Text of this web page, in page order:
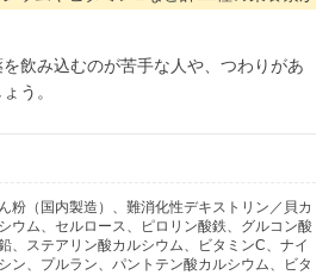
飲み込むのが苦手な人や、つわりがあ
う。
粉（国内製造）、難消化性デキストリン／貝カ
ウム、セルロース、ピロリン酸鉄、グルコン酸
、ステアリン酸カルシウム、ビタミンC、ナイ
ン、プルラン、パントテン酸カルシウム、ビタ